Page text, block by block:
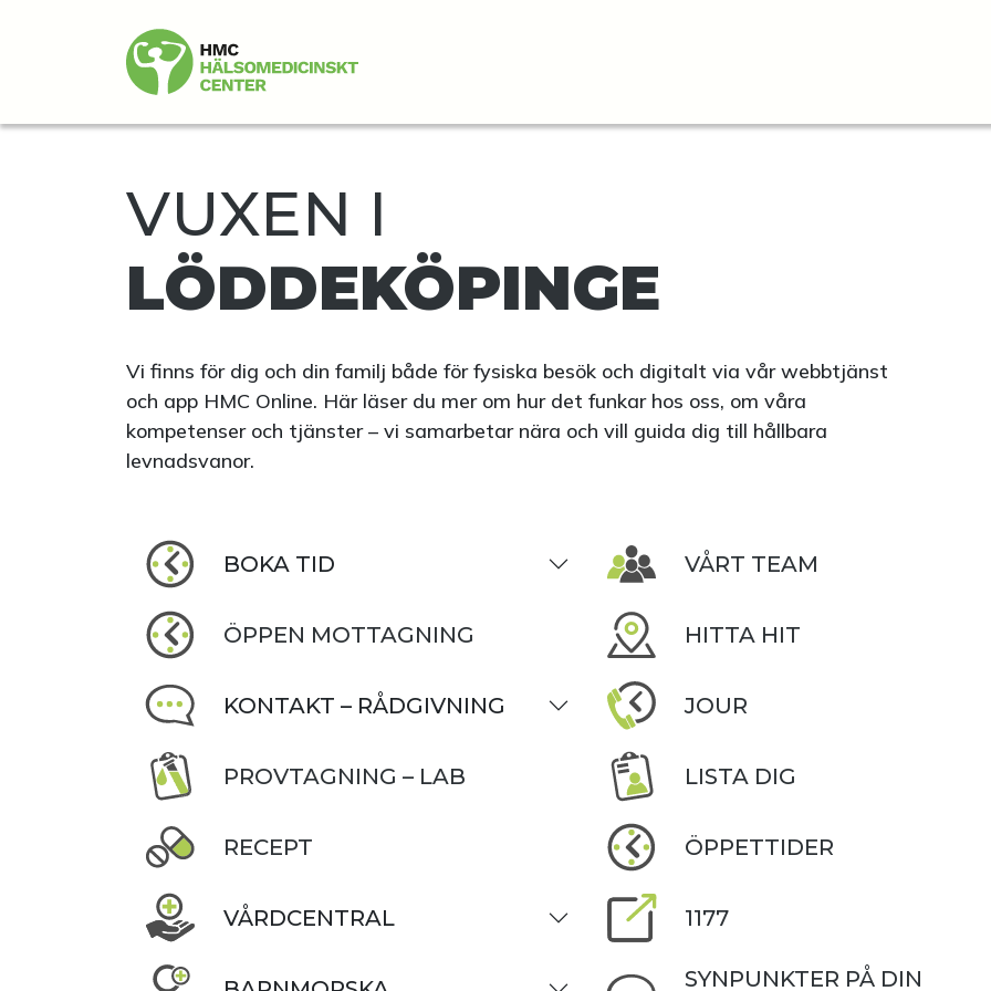
VUXEN I
LÖDDEKÖPINGE
Vi finns för dig och din familj både för fysiska besök och digitalt via vår webbtjänst
och app HMC Online. Här läser du mer om hur det funkar hos oss, om våra
kompetenser och tjänster – vi samarbetar nära och vill guida dig till hållbara
levnadsvanor.
BOKA TID
ÖPPEN MOTTAGNING
KONTAKT – RÅDGIVNING
PROVTAGNING – LAB
RECEPT
VÅRDCENTRAL
VÅRT TEAM
HITTA HIT
JOUR
LISTA DIG
ÖPPETTIDER
1177
SYNPUNKTER PÅ DIN